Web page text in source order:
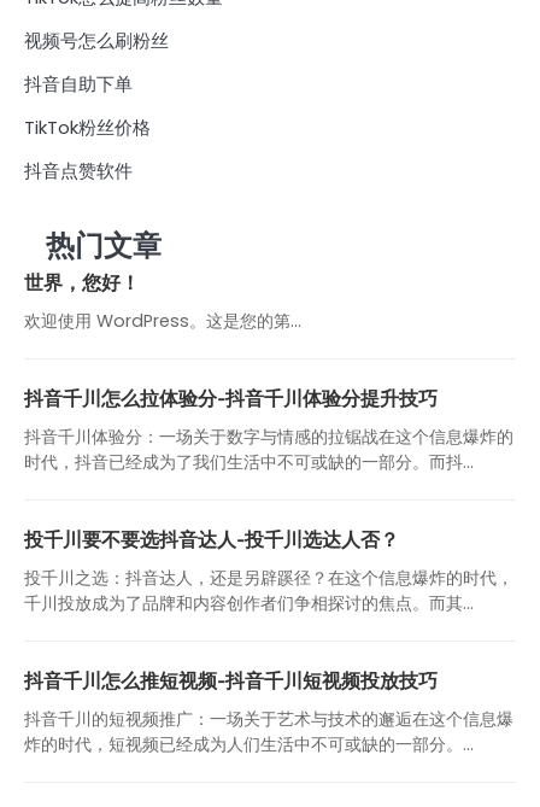
视频号怎么刷粉丝
抖音自助下单
TikTok粉丝价格
抖音点赞软件
热门文章
世界，您好！
欢迎使用 WordPress。这是您的第…
抖音千川怎么拉体验分-抖音千川体验分提升技巧
抖音千川体验分：一场关于数字与情感的拉锯战在这个信息爆炸的
时代，抖音已经成为了我们生活中不可或缺的一部分。而抖...
投千川要不要选抖音达人-投千川选达人否？
投千川之选：抖音达人，还是另辟蹊径？在这个信息爆炸的时代，
千川投放成为了品牌和内容创作者们争相探讨的焦点。而其...
抖音千川怎么推短视频-抖音千川短视频投放技巧
抖音千川的短视频推广：一场关于艺术与技术的邂逅在这个信息爆
炸的时代，短视频已经成为人们生活中不可或缺的一部分。...